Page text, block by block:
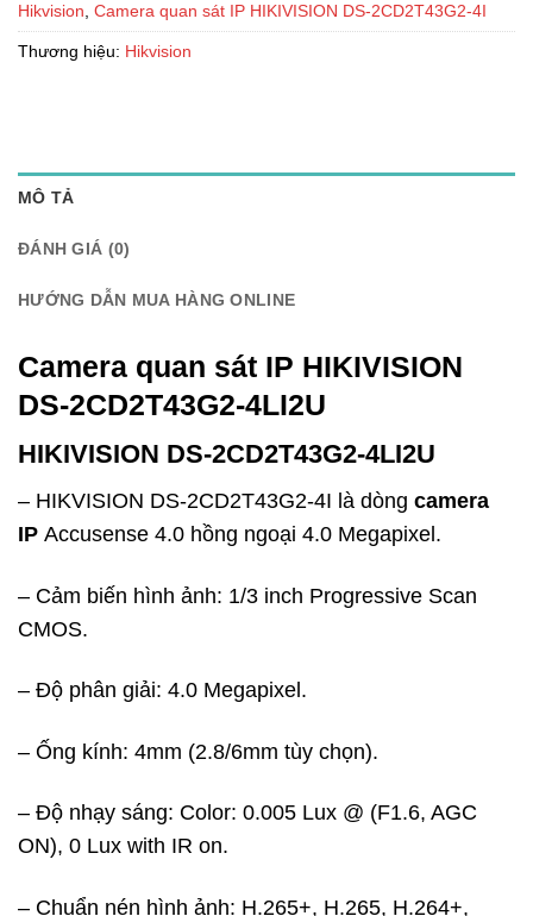
Hikvision Camera quan sát IP HIKIVISION DS-2CD2T43G2-4I
Thương hiệu: Hikvision
MÔ TẢ
ĐÁNH GIÁ (0)
HƯỚNG DẪN MUA HÀNG ONLINE
Camera quan sát IP HIKIVISION
DS-2CD2T43G2-4LI2U
HIKIVISION DS-2CD2T43G2-4LI2U
– HIKVISION DS-2CD2T43G2-4I là dòng camera
IP Accusense 4.0 hồng ngoại 4.0 Megapixel.
– Cảm biến hình ảnh: 1/3 inch Progressive Scan
CMOS.
– Độ phân giải: 4.0 Megapixel.
– Ống kính: 4mm (2.8/6mm tùy chọn).
– Độ nhạy sáng: Color: 0.005 Lux @ (F1.6, AGC
ON), 0 Lux with IR on.
– Chuẩn nén hình ảnh: H.265+, H.265, H.264+,